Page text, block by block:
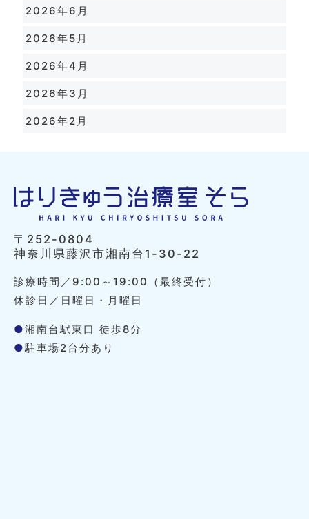
2026年6月
2026年5月
2026年4月
2026年3月
2026年2月
〒252-0804
神奈川県藤沢市湘南台1-30-22
診療時間／9:00～19:00（最終受付）
休診日／日曜日・月曜日
●湘南台駅東口 徒歩8分
●駐車場2台分あり